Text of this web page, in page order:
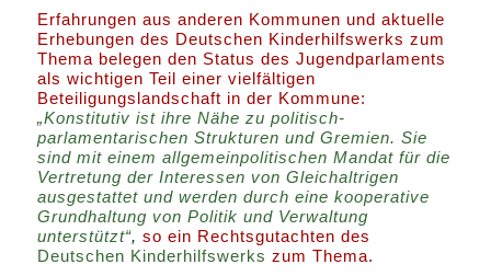
Erfahrungen aus anderen Kommunen und aktuelle
Erhebungen des Deutschen Kinderhilfswerks zum
Thema belegen den Status des Jugendparlaments
als wichtigen Teil einer vielfältigen
Beteiligungslandschaft in der Kommune:
„Konstitutiv ist ihre Nähe zu politisch-
parlamentarischen Strukturen und Gremien. Sie
sind mit einem allgemeinpolitischen Mandat für die
Vertretung der Interessen von Gleichaltrigen
ausgestattet und werden durch eine kooperative
Grundhaltung von Politik und Verwaltung
unterstützt“, so ein Rechtsgutachten des
Deutschen Kinderhilfswerks zum Thema.